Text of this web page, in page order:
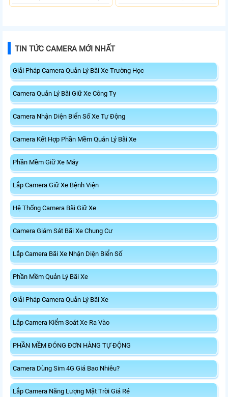
TIN TỨC CAMERA MỚI NHẤT
Giải Pháp Camera Quản Lý Bãi Xe Trường Học
Camera Quản Lý Bãi Giữ Xe Công Ty
Camera Nhận Diện Biển Số Xe Tự Động
Camera Kết Hợp Phần Mềm Quản Lý Bãi Xe
Phần Mềm Giữ Xe Máy
Lắp Camera Giữ Xe Bệnh Viện
Hệ Thống Camera Bãi Giữ Xe
Camera Giám Sát Bãi Xe Chung Cư
Lắp Camera Bãi Xe Nhận Diện Biển Số
Phần Mềm Quản Lý Bãi Xe
Giải Pháp Camera Quản Lý Bãi Xe
Lắp Camera Kiểm Soát Xe Ra Vào
PHẦN MỀM ĐÓNG ĐƠN HÀNG TỰ ĐỘNG
Camera Dùng Sim 4G Giá Bao Nhiêu?
Lắp Camera Năng Lượng Mặt Trời Giá Rẻ